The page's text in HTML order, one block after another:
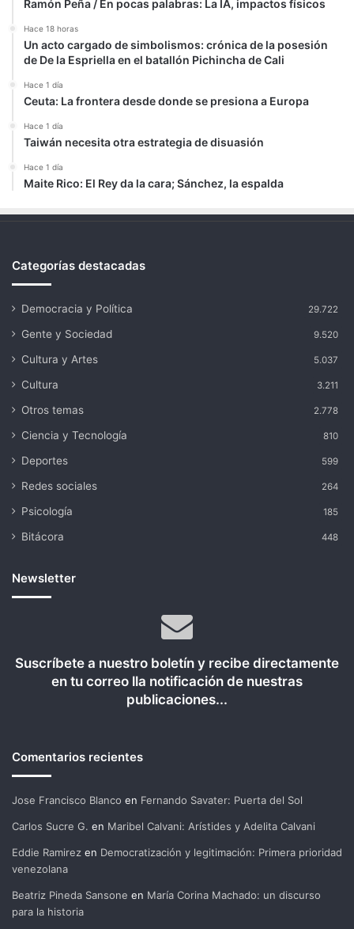
Ramón Peña / En pocas palabras: La IA, impactos físicos
Hace 18 horas
Un acto cargado de simbolismos: crónica de la posesión
de De la Espriella en el batallón Pichincha de Cali
Hace 1 día
Ceuta: La frontera desde donde se presiona a Europa
Hace 1 día
Taiwán necesita otra estrategia de disuasión
Hace 1 día
Maite Rico: El Rey da la cara; Sánchez, la espalda
Categorías destacadas
Democracia y Política 29.722
Gente y Sociedad 9.520
Cultura y Artes 5.037
Cultura 3.211
Otros temas 2.778
Ciencia y Tecnología 810
Deportes 599
Redes sociales 264
Psicología 185
Bitácora 448
Newsletter
Suscríbete a nuestro boletín y recibe directamente
en tu correo lla notificación de nuestras
publicaciones...
Comentarios recientes
Jose Francisco Blanco en Fernando Savater: Puerta del Sol
Carlos Sucre G. en Maribel Calvani: Arístides y Adelita Calvani
Eddie Ramirez en Democratización y legitimación: Primera prioridad
venezolana
Beatriz Pineda Sansone en María Corina Machado: un discurso
para la historia